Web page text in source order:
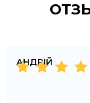
АНДРІЙ